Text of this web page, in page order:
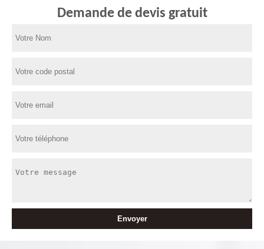
Demande de devis gratuit